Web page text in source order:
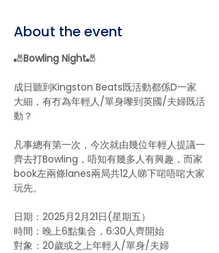
About the event
🎳Bowling Night🎳
成日聽到Kingston Beats既活動都係D一家
大細，有冇為年輕人/單身嚟到英國/夫婦既活
動？
凡事總有第一次，今次就由幾位年輕人提議一
齊去打Bowling，唔知有幾多人有興趣，而家
book左兩條lanes兩局共12人睇下啱唔啱大家
玩先。
日期：2025月2月21日(星期五）
時間：晚上6點集合，6:30人齊開始
對象：20歲或之上年輕人/單身/夫婦